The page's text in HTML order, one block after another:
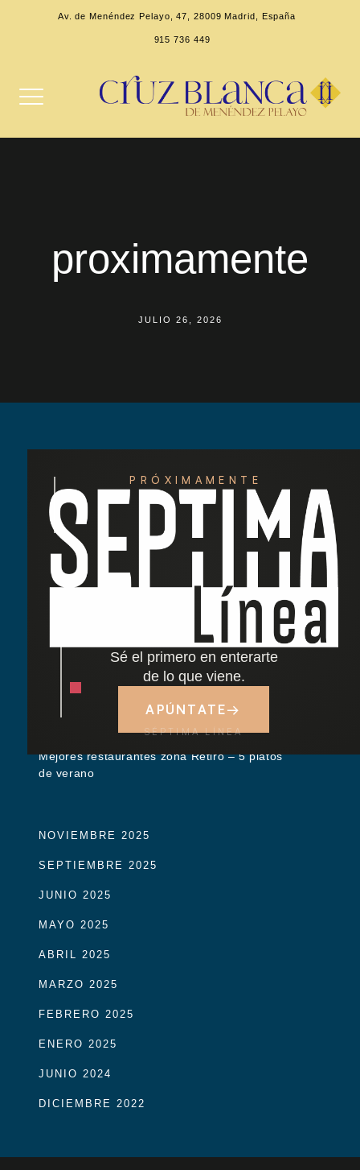
Av. de Menéndez Pelayo, 47, 28009 Madrid, España
915 736 449
proximamente
JULIO 26, 2026
PRÓXIMAMENTE
Sé el primero en enterarte
de lo que viene.
APÚNTATE→
SÉPTIMA LÍNEA
Redescubre las tardes del Retiro: nuestra
nueva carta de cócteles ha llegado
Cocido madrileño: tradición y sabor junto al
Dónde comer cerca del Parque del Retiro en
Madrid
Tapas y terraza junto al Retiro
Mejores restaurantes zona Retiro – 5 platos
de verano
NOVIEMBRE 2025
SEPTIEMBRE 2025
JUNIO 2025
MAYO 2025
ABRIL 2025
MARZO 2025
FEBRERO 2025
ENERO 2025
JUNIO 2024
DICIEMBRE 2022